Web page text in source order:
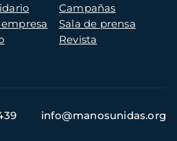
Campañas
Sala de prensa
Revista
info@manosunidas.org